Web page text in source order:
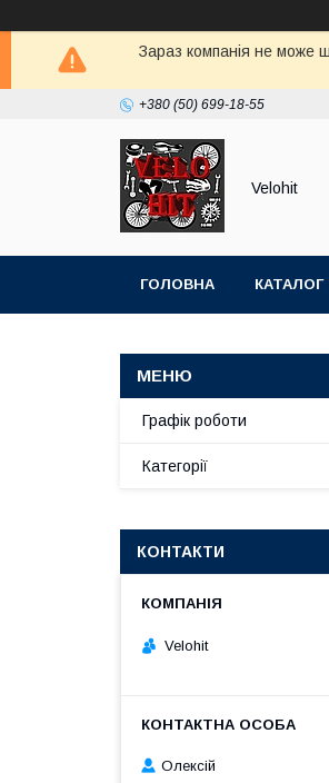
Зараз компанія не може
+380 (50) 699-18-55
Velohit
ГОЛОВНА КАТАЛОГ
Графік роботи
Категорії
КОНТАКТИ
Velohit
Олексій